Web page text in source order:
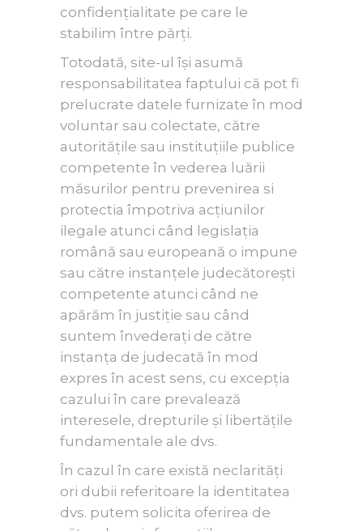
confidențialitate pe care le
stabilim între părți.
Totodată, site-ul își asumă
responsabilitatea faptului că pot fi
prelucrate datele furnizate în mod
voluntar sau colectate, către
autoritățile sau instituțiile publice
competente în vederea luării
măsurilor pentru prevenirea si
protectia împotriva acțiunilor
ilegale atunci când legislația
română sau europeană o impune
sau către instanțele judecătorești
competente atunci când ne
apărăm în justiție sau când
suntem învederați de către
instanța de judecată în mod
expres în acest sens, cu excepția
cazului în care prevalează
interesele, drepturile și libertățile
fundamentale ale dvs.
În cazul în care există neclarități
ori dubii referitoare la identitatea
dvs. putem solicita oferirea de